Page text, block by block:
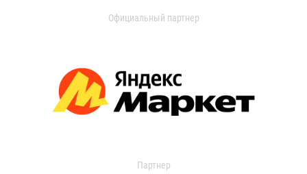
Официальный партнер
Партнер